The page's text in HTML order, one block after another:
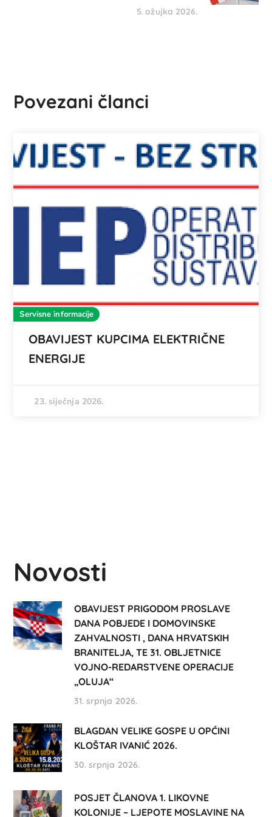
5. ožujka 2026.
Povezani članci
Servisne informacije
OBAVIJEST KUPCIMA ELEKTRIČNE
ENERGIJE
23. siječnja 2026.
Novosti
OBAVIJEST PRIGODOM PROSLAVE
DANA POBJEDE I DOMOVINSKE
ZAHVALNOSTI , DANA HRVATSKIH
BRANITELJA, TE 31. OBLJETNICE
VOJNO-REDARSTVENE OPERACIJE
„OLUJA“
31. srpnja 2026.
BLAGDAN VELIKE GOSPE U OPĆINI
KLOŠTAR IVANIĆ 2026.
30. srpnja 2026.
POSJET ČLANOVA 1. LIKOVNE
KOLONIJE – LJEPOTE MOSLAVINE NA